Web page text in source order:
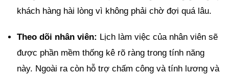
khách hàng hài lòng vì không phải chờ đợi quá lâu.
Theo dõi nhân viên: Lịch làm việc của nhân viên sẽ
được phần mềm thống kê rõ ràng trong tính năng
này. Ngoài ra còn hỗ trợ chấm công và tính lương và